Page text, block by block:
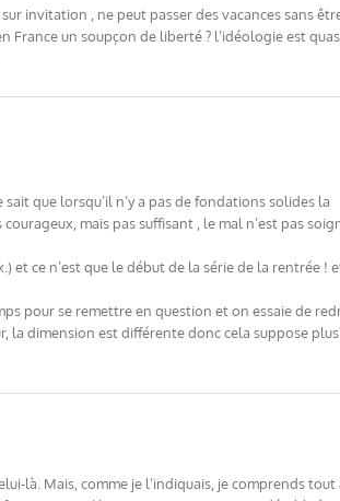
invitation , ne peut passer des vacances sans
France un soupçon de liberté ? l’idéologie est
que lorsqu’il n’y a pas de fondations solides la
mais pas suffisant , le mal n’est pas
et ce n’est que le début de la série de la rentrée !
pour se remettre en question et on essaie de
la dimension est différente donc cela suppose
là. Mais, comme je l’indiquais, je comprends tout